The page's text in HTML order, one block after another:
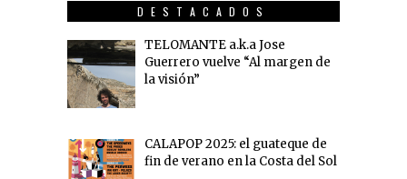
DESTACADOS
TELOMANTE a.k.a Jose
Guerrero vuelve “Al margen de
la visión”
CALAPOP 2025: el guateque de
fin de verano en la Costa del Sol